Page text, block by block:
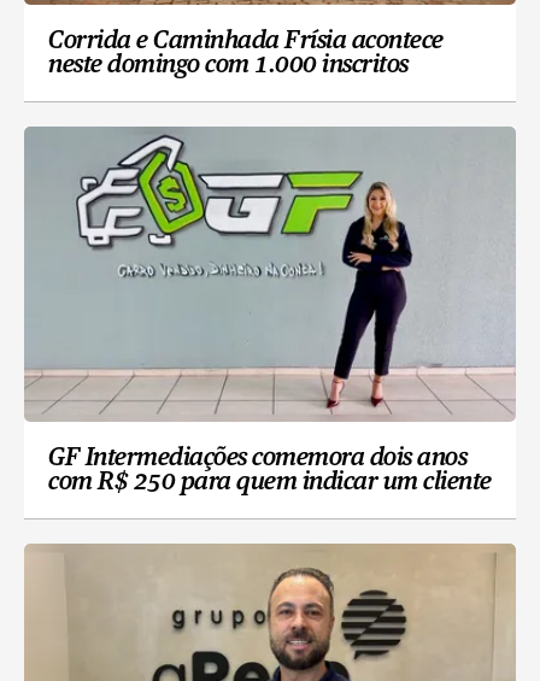
Corrida e Caminhada Frísia acontece
neste domingo com 1.000 inscritos
GF Intermediações comemora dois anos
com R$ 250 para quem indicar um cliente